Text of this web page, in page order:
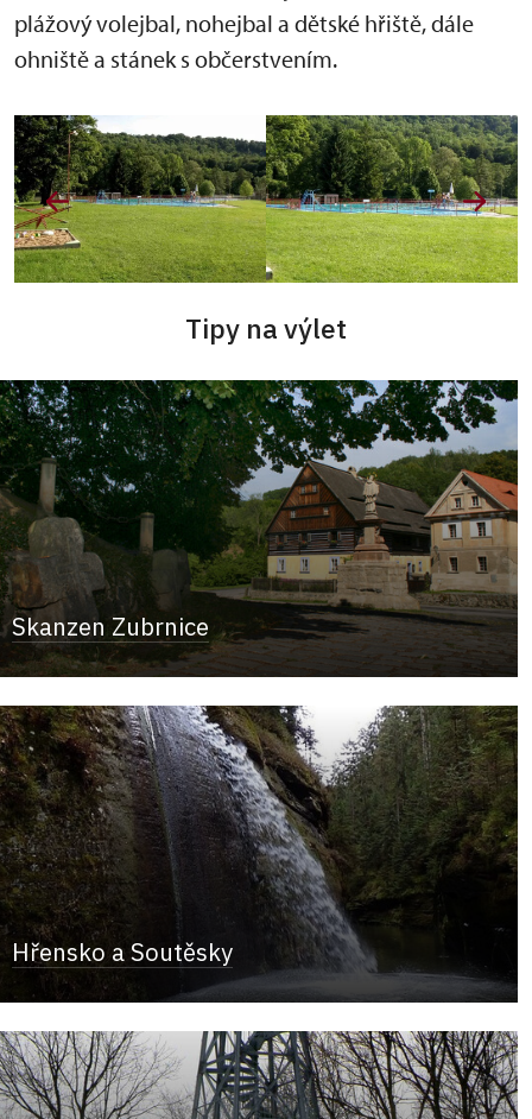
plážový volejbal, nohejbal a dětské hřiště, dále
ohniště a stánek s občerstvením.
Tipy na výlet
Skanzen Zubrnice
Hřensko a Soutěsky